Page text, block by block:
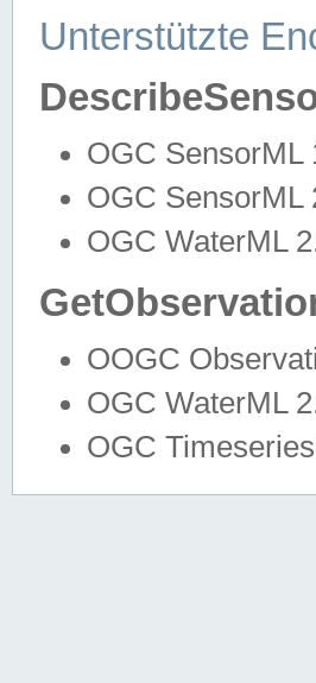
Unterstützte
OGC SensorML
OGC SensorML
OGC WaterML
OOGC
OGC WaterML
OGC